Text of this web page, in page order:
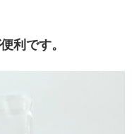
利です。